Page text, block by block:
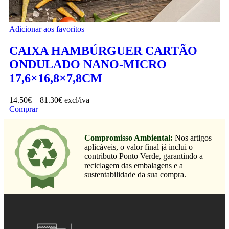
Adicionar aos favoritos
CAIXA HAMBÚRGUER CARTÃO
ONDULADO NANO-MICRO
17,6×16,8×7,8CM
14.50€ – 81.30€ excl/iva
Comprar
Compromisso Ambiental: Nos artigos
aplicáveis, o valor final já inclui o
contributo Ponto Verde, garantindo a
reciclagem das embalagens e a
sustentabilidade da sua compra.